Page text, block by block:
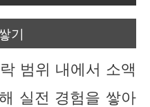
기
범위 내에서 소액
실전 경험을 쌓아